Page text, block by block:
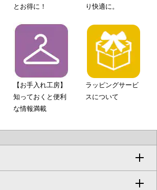
とお得に！
り快適に。
【お手入れ工房】
知っておくと便利
な情報満載
ラッピングサービ
スについて